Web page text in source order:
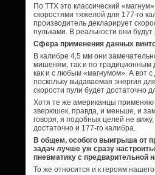
По ТТХ это классический
скоростями тяжелой для 177-го
производитель декларирует
пульками. В реальности они
Сфера применения данных
В калибре 4,5 мм они
мишеням, так и по традиционным
как и с любым «магнумом». А вот
поскольку выдаваемая энергия
скорости пули будет достаточно
Хотя те же американцы
зверюшек, правда, и меньше, и
говоря, я подобных целей не
достаточно и 177-го калибра.
В общем, особого выигрыша от
задач лучше уж сразу
пневматику с предварительной
То же относится и к героям